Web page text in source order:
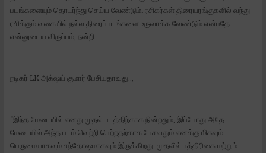
படங்களையும் தொடர்ந்து செய்ய வேண்டும். ரசிகர்கள் திரையரங்குகளில் வந்து
ரசிக்கும் வகையில் நல்ல திரைப்படங்களை உருவாக்க வேண்டும் என்பதே
என்னுடைய விருப்பம், நன்றி.
நடிகர் LK அக்‌ஷய் குமார் பேசியதாவது..,
“இந்த மேடையில் எனது முதல் படத்திற்காக நின்றதும், இப்போது அதே
மேடையில் அந்த படம் வெற்றி பெற்றதற்காக பேசுவதும் எனக்கு மிகவும்
பெருமையாகவும் சந்தோஷமாகவும் இருக்கிறது. முதலில் பத்திரிகை மற்றும்